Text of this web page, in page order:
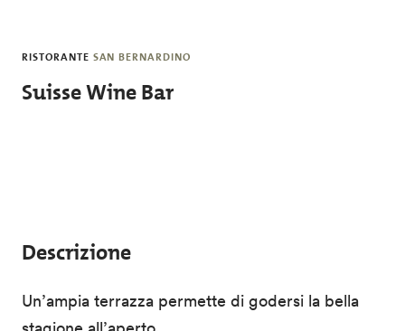
RISTORANTE SAN BERNARDINO
Suisse Wine Bar
Descrizione
Un’ampia terrazza permette di godersi la bella